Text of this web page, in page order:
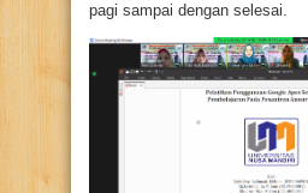
pagi sampai dengan selesai.